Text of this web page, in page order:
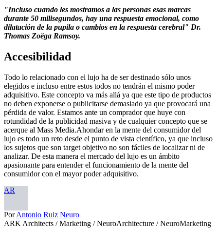
"Incluso cuando les mostramos a las personas esas marcas
durante 50 milisegundos, hay una respuesta emocional, como
dilatación de la pupila o cambios en la respuesta cerebral" Dr.
Thomas Zoëga Ramsoy.
Accesibilidad
Todo lo relacionado con el lujo ha de ser destinado sólo unos
elegidos e incluso entre estos todos no tendrán el mismo poder
adquisitivo. Este concepto va más allá ya que este tipo de productos
no deben exponerse o publicitarse demasiado ya que provocará una
pérdida de valor. Estamos ante un comprador que huye con
rotundidad de la publicidad masiva y de cualquier concepto que se
acerque al Mass Media.Ahondar en la mente del consumidor del
lujo es todo un reto desde el punto de vista científico, ya que incluso
los sujetos que son target objetivo no son fáciles de localizar ni de
analizar. De esta manera el mercado del lujo es un ámbito
apasionante para entender el funcionamiento de la mente del
consumidor con el mayor poder adquisitivo.
AR
PorAntonio Ruiz Neuro
ARK Architects / Marketing / NeuroArchitecture / NeuroMarketing